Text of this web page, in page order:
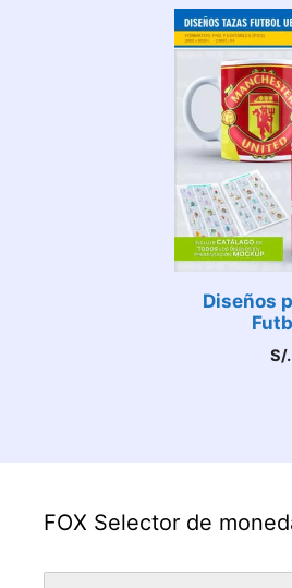
Diseños
S/.
FOX Selector de